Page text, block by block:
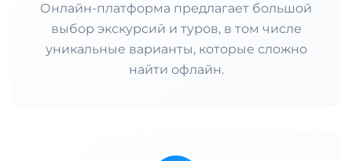
Онлайн-платформа предлагает большой
выбор экскурсий и туров, в том числе
уникальные варианты, которые сложно
найти офлайн.